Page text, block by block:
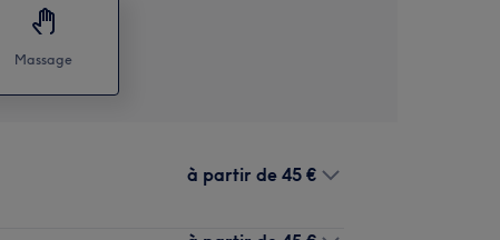
Massage
à partir de 45 €